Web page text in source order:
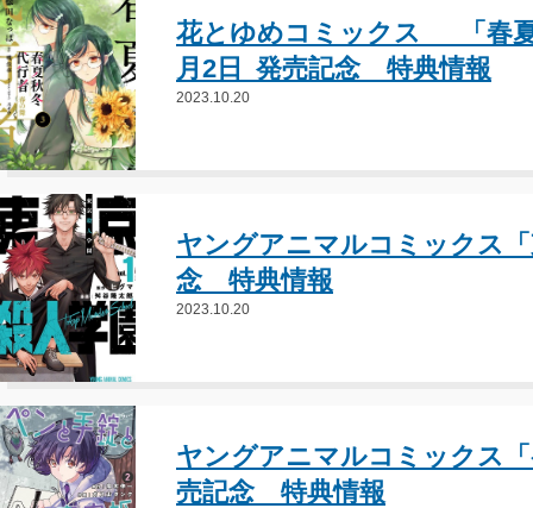
花とゆめコミックス 「
月2日 発売記念 特典情報
2023.10.20
ヤングアニマルコミックス
念 特典情報
2023.10.20
ヤングアニマルコミックス
売記念 特典情報